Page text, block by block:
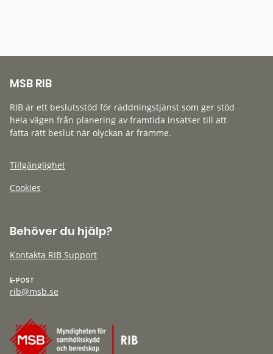
MSB RIB
RIB är ett beslutsstöd för räddningstjänst som ger stöd
hela vägen från planering av framtida insatser till att
fatta rätt beslut när olyckan är framme.
Tillgänglighet
Cookies
Behöver du hjälp?
Kontakta RIB Support
E-POST
rib@msb.se